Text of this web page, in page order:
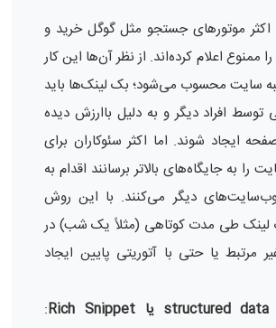
اکثر موتورهای جستجو مثل گوگل خرید و
را ممنوع اعلام کرده‌اند. از نظر آن‌ها این کار
سایت محسوب می‌شود؛ بک لینک‌ها باید
افراد دیگر و به دلیل باارزش دیده
ایجاد شوند. اما اکثر سئوکاران برای
را به جایگاه‌های بالاتر برسانند اقدام به
دیگر می‌کنند. با این روش
لینک طی مدت کوتاهی (مثلاً یک شب) در
مرتبط یا حتی با آتوریتی پایین ایجاد
: